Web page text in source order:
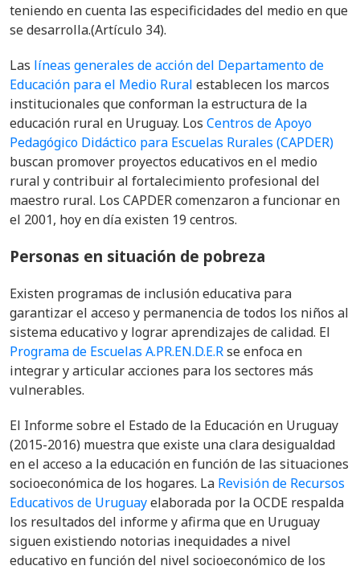
teniendo en cuenta las especificidades del medio en que
se desarrolla.(Artículo 34).
Las líneas generales de acción del Departamento de
Educación para el Medio Rural establecen los marcos
institucionales que conforman la estructura de la
educación rural en Uruguay. Los Centros de Apoyo
Pedagógico Didáctico para Escuelas Rurales (CAPDER)
buscan promover proyectos educativos en el medio
rural y contribuir al fortalecimiento profesional del
maestro rural. Los CAPDER comenzaron a funcionar en
el 2001, hoy en día existen 19 centros.
Personas en situación de pobreza
Existen programas de inclusión educativa para
garantizar el acceso y permanencia de todos los niños al
sistema educativo y lograr aprendizajes de calidad. El
Programa de Escuelas A.PR.EN.D.E.Rse enfoca en
integrar y articular acciones para los sectores más
vulnerables.
El Informe sobre el Estado de la Educación en Uruguay
(2015-2016) muestra que existe una clara desigualdad
en el acceso a la educación en función de las situaciones
socioeconómica de los hogares. La Revisión de Recursos
Educativos de Uruguayelaborada por la OCDE respalda
los resultados del informe y afirma que en Uruguay
siguen existiendo notorias inequidades a nivel
educativo en función del nivel socioeconómico de los